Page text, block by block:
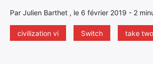
Par Julien Barthet , le 6 février 2019 - 2
civilization vi Switch take two